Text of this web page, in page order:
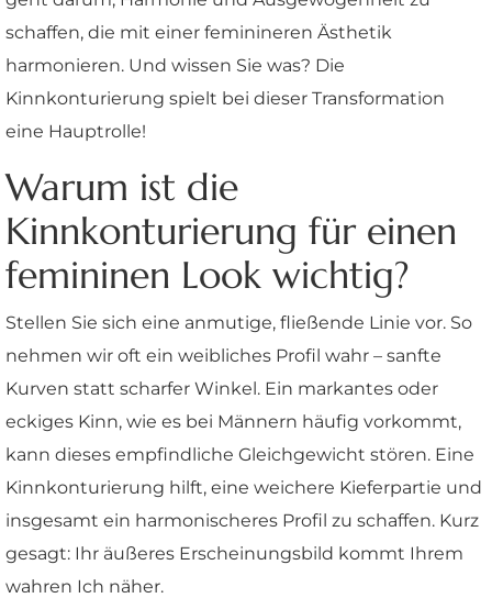
schaffen, die mit einer feminineren Ästhetik
harmonieren. Und wissen Sie was? Die
Kinnkonturierung spielt bei dieser Transformation
eine Hauptrolle!
Warum ist die
Kinnkonturierung für einen
femininen Look wichtig?
Stellen Sie sich eine anmutige, fließende Linie vor. So
nehmen wir oft ein weibliches Profil wahr – sanfte
Kurven statt scharfer Winkel. Ein markantes oder
eckiges Kinn, wie es bei Männern häufig vorkommt,
kann dieses empfindliche Gleichgewicht stören. Eine
Kinnkonturierung hilft, eine weichere Kieferpartie und
insgesamt ein harmonischeres Profil zu schaffen. Kurz
gesagt: Ihr äußeres Erscheinungsbild kommt Ihrem
wahren Ich näher.